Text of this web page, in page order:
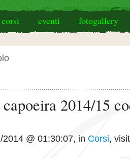
corsi eventi fotogallery
2014/15
2014 @ 01:30:07, in Corsi,